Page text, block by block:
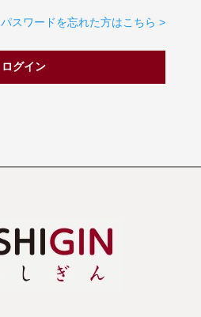
パスワードを忘れた方はこちら >
ログイン